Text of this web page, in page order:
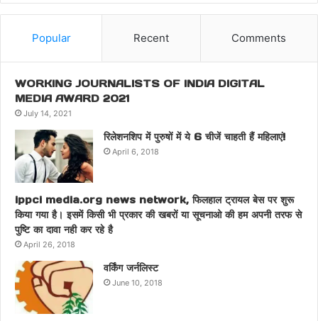
Popular Recent Comments
WORKING JOURNALISTS OF INDIA DIGITAL
MEDIA AWARD 2021
July 14, 2021
रिलेशनशिप में पुरुषों में ये 6 चीजें चाहती हैं महिलाएं!
April 6, 2018
ippci media.org news network, फिलहाल ट्रायल बेस पर शुरू
किया गया है। इसमें किसी भी प्रकार की खबरों या सूचनाओ की हम अपनी तरफ से
पुष्टि का दावा नही कर रहे है
April 26, 2018
वर्किंग जर्नलिस्ट
June 10, 2018